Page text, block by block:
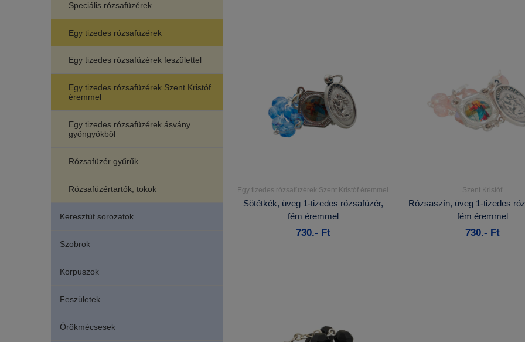
Kosárba
Egy tizedes rózsafüzérek Szent Kristóf éremmel
Sötétkék, üveg 1-tizedes rózsafüzér,
fém éremmel
730.- Ft
Kosárba
Szent Kristóf
Rózsaszín, üveg 1-tizedes
fém éremmel
730.- Ft
Speciális rózsafüzérek
Egy tizedes rózsafüzérek
Egy tizedes rózsafüzérek feszülettel
Egy tizedes rózsafüzérek Szent Kristóf
éremmel
Egy tizedes rózsafüzérek ásvány
gyöngyökből
Rózsafüzér gyűrűk
Rózsafüzértartók, tokok
Keresztút sorozatok
Szobrok
Korpuszok
Feszületek
Örökmécsesek